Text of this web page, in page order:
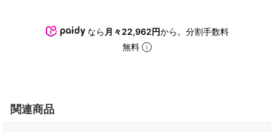
なら 月々22,962円から。分割手数料
無料
関連商品